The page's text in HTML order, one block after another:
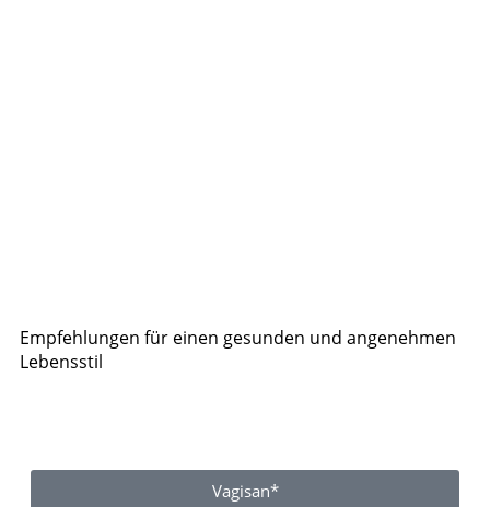
Empfehlungen für einen gesunden und angenehmen
Lebensstil
Vagisan*